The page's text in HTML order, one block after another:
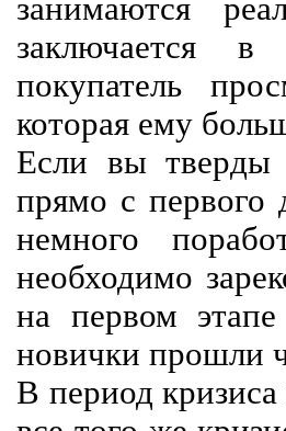
занимаются
заключается в
покупатель
которая ему
Если вы тверды
прямо с первого
немного
необходимо
на первом этапе
новички прошли
В период